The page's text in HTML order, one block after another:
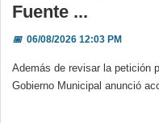
Fuente ...
📅06/08/2026 12:03 PM
Además de revisar la petición
Gobierno Municipal anunció